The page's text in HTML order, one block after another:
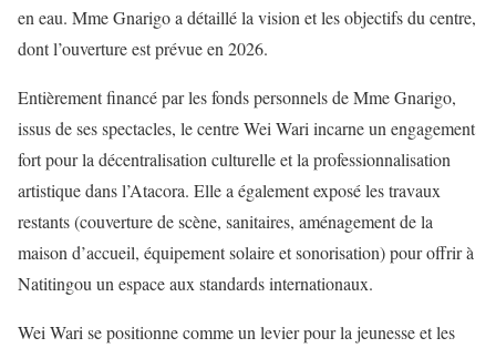
en eau. Mme Gnarigo a détaillé la vision et les objectifs du centre,
dont l’ouverture est prévue en 2026.
Entièrement financé par les fonds personnels de Mme Gnarigo,
issus de ses spectacles, le centre Wei Wari incarne un engagement
fort pour la décentralisation culturelle et la professionnalisation
artistique dans l’Atacora. Elle a également exposé les travaux
restants (couverture de scène, sanitaires, aménagement de la
maison d’accueil, équipement solaire et sonorisation) pour offrir à
Natitingou un espace aux standards internationaux.
Wei Wari se positionne comme un levier pour la jeunesse et les